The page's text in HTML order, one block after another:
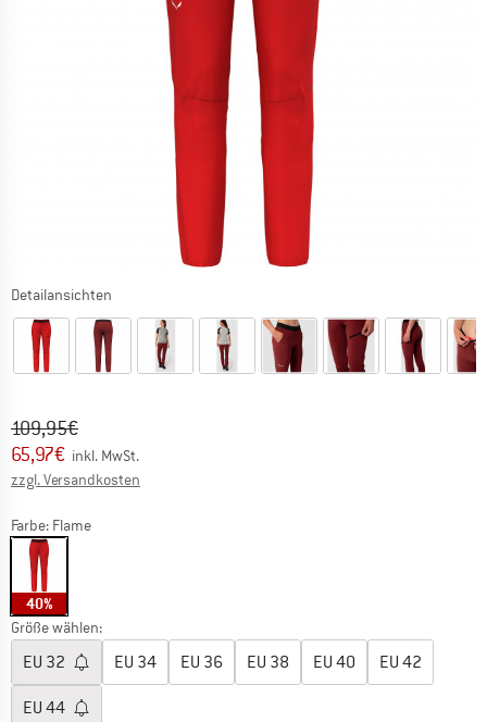
Detailansichten
Ursprünglicher Preis :
109,95€
Preis:
65,97€ inkl. MwSt.
zzgl. Versandkosten
Farbe: Flame
40%
Größe wählen:
EU 32 EU 34 EU 36 EU 38 EU 40 EU 42
EU 44